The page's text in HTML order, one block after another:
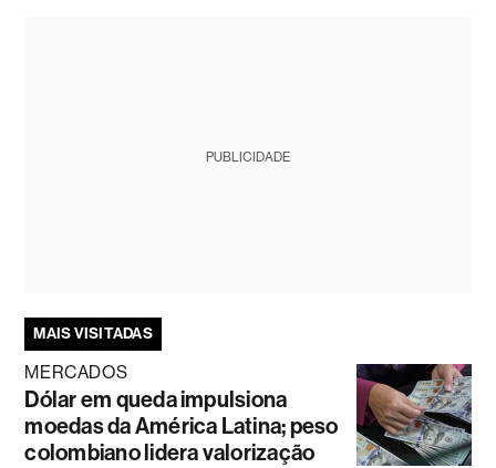
PUBLICIDADE
MAIS VISITADAS
MERCADOS
Dólar em queda impulsiona
moedas da América Latina; peso
colombiano lidera valorização